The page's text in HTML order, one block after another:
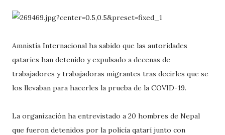
Amnistía Internacional ha sabido que las autoridades
qataríes han detenido y expulsado a decenas de
trabajadores y trabajadoras migrantes tras decirles que se
los llevaban para hacerles la prueba de la COVID-19.
La organización ha entrevistado a 20 hombres de Nepal
que fueron detenidos por la policía qatarí junto con